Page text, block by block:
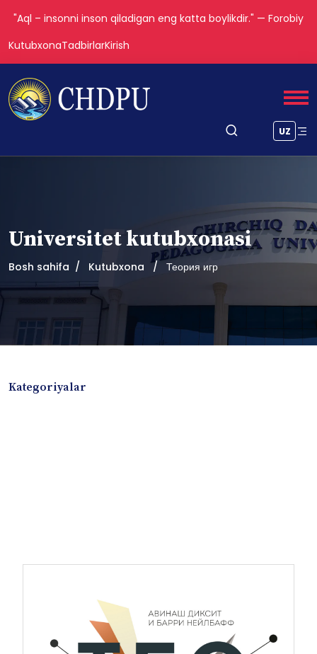
"Aql – insonni inson qiladigan eng katta boylikdir." — Forobiy
KutubxonaTadbirlarKirish
UZ
Universitet kutubxonasi
Bosh sahifa Kutubxona Теория игр
Kategoriyalar